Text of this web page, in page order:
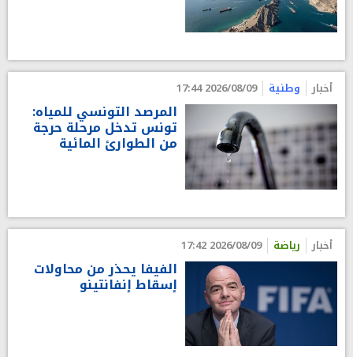
أخبار وطنية 2026/08/09 17:44
المرصد التونسي للمياه:
تونس تدخل مرحلة حرجة
من الطوارئ المائية
أخبار رياضة 2026/08/09 17:42
الفيفا يحذر من محاولات
إسقاط إنفانتينو